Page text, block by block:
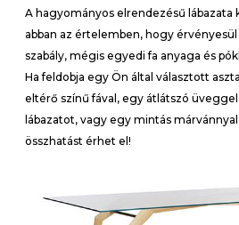
A hagyományos elrendezésű lábazata
abban az értelemben, hogy
szabály, mégis egyedi fa anyaga és
Ha feldobja egy Ön által választott
eltérő színű fával, egy átlátszó
lábazatot, vagy egy mintás
összhatást érhet el!